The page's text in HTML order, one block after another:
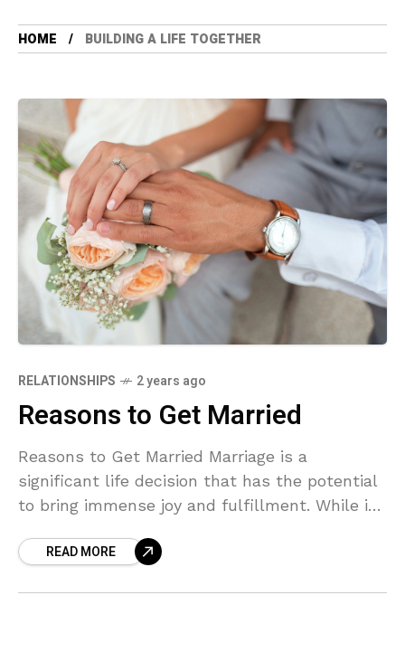
HOME BUILDING A LIFE TOGETHER
RELATIONSHIPS 2 years ago
Reasons to Get Married
Reasons to Get Married Marriage is a
significant life decision that has the potential
to bring immense joy and fulfillment. While it
READ MORE